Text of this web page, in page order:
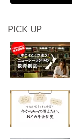
PICK UP